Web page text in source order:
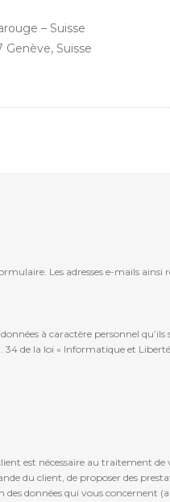
– Suisse
Genève, Suisse
Les adresses e-mails ainsi
à caractère personnel qu’ils
de la loi « Informatique et
est nécessaire au traitement de
du client, de proposer des
des données qui vous concernent